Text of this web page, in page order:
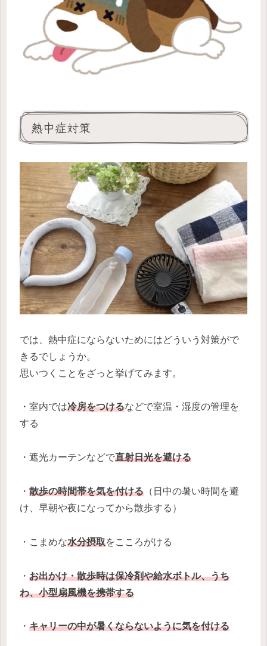
熱中症対策
では、熱中症にならないためにはどういう対策がで
きるでしょうか。
思いつくことをざっと挙げてみます。
・室内では冷房をつけるなどで室温・湿度の管理を
する
・遮光カーテンなどで直射日光を避ける
・ 散歩の時間帯を気を付ける （日中の暑い時間を避
け、早朝や夜になってから散歩する）
・こまめな水分摂取をこころがける
・ お出かけ・散歩時は保冷剤や給水ボトル、うち
わ、小型扇風機を携帯する
・ キャリーの中が暑くならないように気を付ける